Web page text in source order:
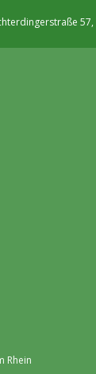
57,
Rhein